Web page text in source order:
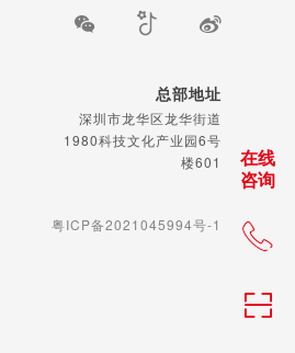
在线
咨询
总部地址
深圳市龙华区龙华街道
1980科技文化产业园6号
楼601
粤ICP备2021045994号-1